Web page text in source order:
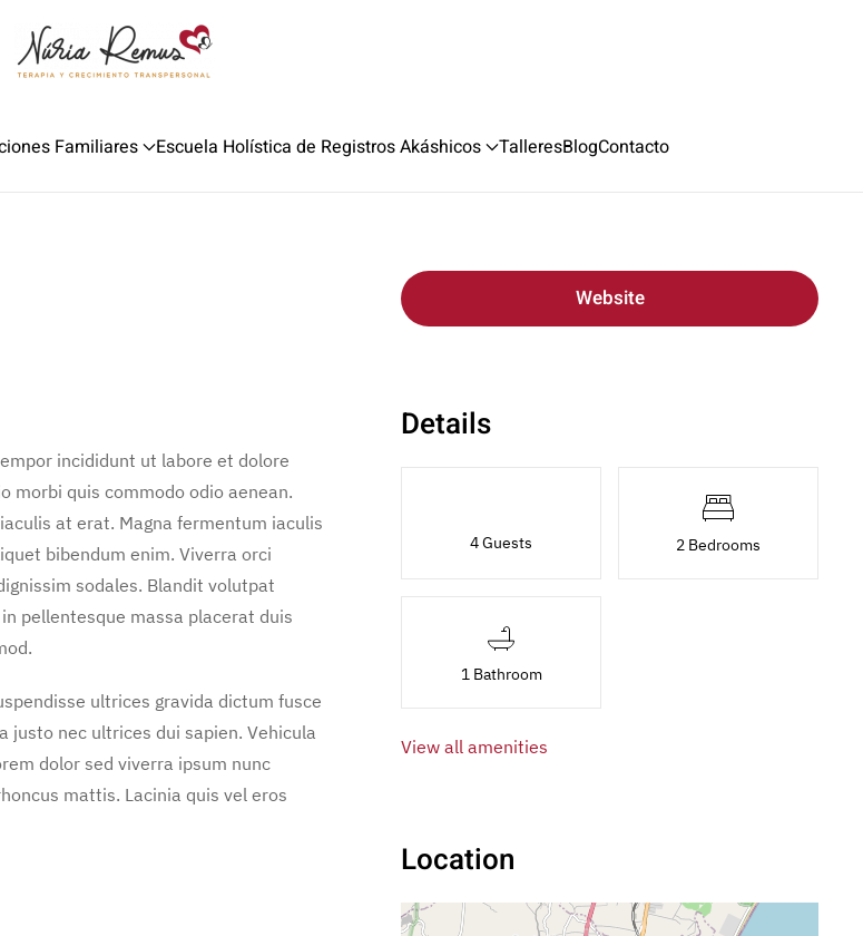
Familiares Escuela Holística de Registros Akáshicos TalleresBlogContacto
incididunt ut labore et dolore
morbi quis commodo odio aenean.
at erat. Magna fermentum iaculis
bibendum enim. Viverra orci
sodales. Blandit volutpat
pellentesque massa placerat duis
ultrices gravida dictum fusce
justo nec ultrices dui sapien. Vehicula
dolor sed viverra ipsum nunc
mattis. Lacinia quis vel eros
Website
Details
4 Guests 2 Bedrooms
1 Bathroom
View all amenities
Location